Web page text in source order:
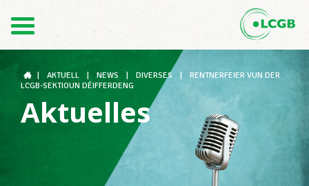
FR
Der LCGB
Gewerkschaftsstrukturen
AKTUELL NEWS DIVERSES
RENTNERFEIER VUN DER
LCGB-SEKTIOUN DÉIFFERDENG
Aktuelles